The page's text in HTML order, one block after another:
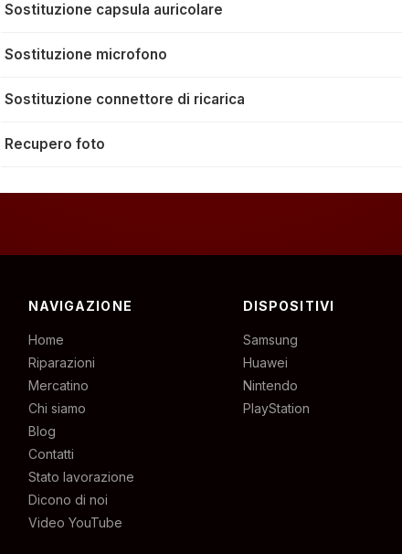
Sostituzione capsula auricolare
Sostituzione microfono
Sostituzione connettore di ricarica
Recupero foto
NAVIGAZIONE
Home
Riparazioni
Mercatino
Chi siamo
Blog
Contatti
Stato lavorazione
Dicono di noi
Video YouTube
DISPOSITIVI
Samsung
Huawei
Nintendo
PlayStation